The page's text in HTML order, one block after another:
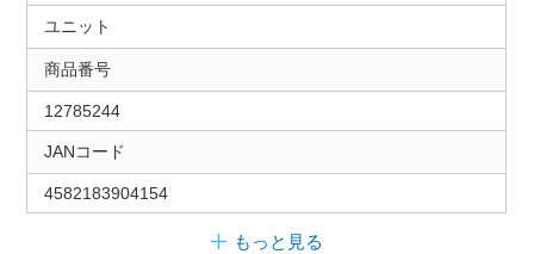
ユニット
商品番号
12785244
JANコード
4582183904154
もっと見る